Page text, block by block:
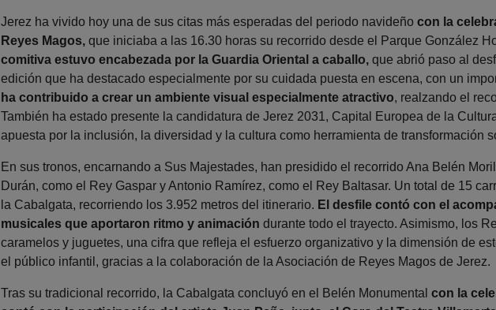
Jerez ha vivido hoy una de sus citas más esperadas del periodo navideño con la
Reyes Magos, que iniciaba a las 16.30 horas su recorrido desde el Parque González
comitiva estuvo encabezada por la Guardia Oriental a caballo, que abrió paso al
edición que ha destacado especialmente por su cuidada puesta en escena, con un
ha contribuido a crear un ambiente visual especialmente atractivo, realzando el
También ha estado presente la candidatura de Jerez 2031, Capital Europea de la
apuesta por la inclusión, la diversidad y la cultura como herramienta de transformación
En sus tronos, encarnando a Sus Majestades, han presidido el recorrido Ana Belén
Durán, como el Rey Gaspar y Antonio Ramírez, como el Rey Baltasar. Un total de 15
la Cabalgata, recorriendo los 3.952 metros del itinerario. El desfile contó con el
musicales que aportaron ritmo y animación durante todo el trayecto. Asimismo, los
caramelos y juguetes, una cifra que refleja el esfuerzo organizativo y la dimensión de
el público infantil, gracias a la colaboración de la Asociación de Reyes Magos de Jerez.
Tras su tradicional recorrido, la Cabalgata concluyó en el Belén Monumental con la